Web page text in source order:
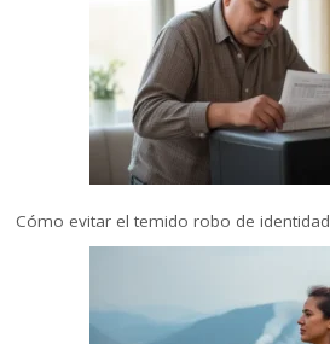
Cómo evitar el temido robo de identidad